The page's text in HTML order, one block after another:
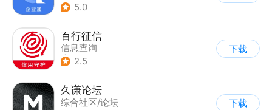
5.0
百行征信
信息查询
| 业务咨询办理
2.5
下载
久谦论坛
综合社区/论坛
下载